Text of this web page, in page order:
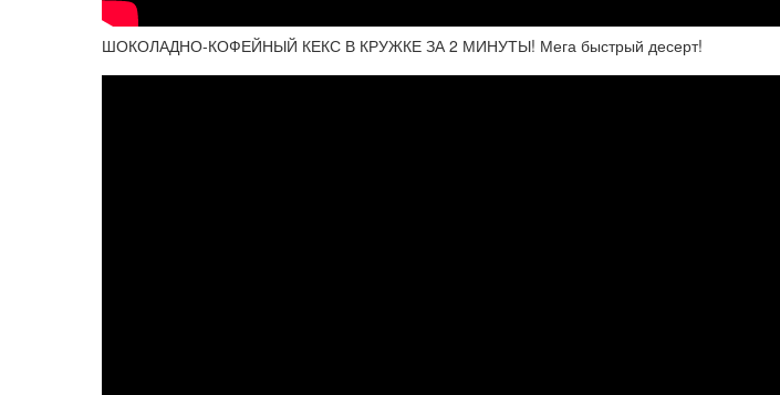
ШОКОЛАДНО-КОФЕЙНЫЙ КЕКС В КРУЖКЕ ЗА 2 МИНУТЫ! Мега быстрый десерт!